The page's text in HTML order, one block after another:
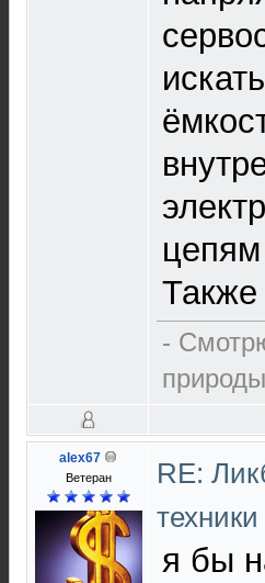
Также
-
alex67
Ветеран
RE:
техники
я бы